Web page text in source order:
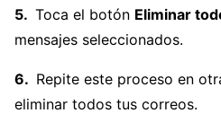
Toca el botón Eliminar
mensajes seleccionados.
Repite este proceso en
eliminar todos tus correos.